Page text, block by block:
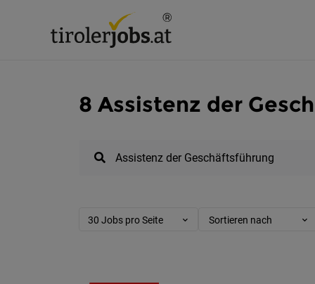
8 Assistenz der
30 Jobs pro Seite Sortieren nach